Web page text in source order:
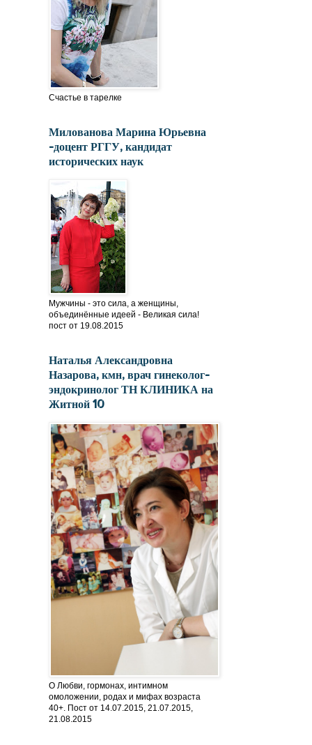
Счастье в тарелке
Милованова Марина Юрьевна
-доцент РГГУ, кандидат
исторических наук
Мужчины - это сила, а женщины,
объединённые идеей - Великая сила!
пост от 19.08.2015
Наталья Александровна
Назарова, кмн, врач гинеколог-
эндокринолог ТН КЛИНИКА на
Житной 10
О Любви, гормонах, интимном
омоложении, родах и мифах возраста
40+. Пост от 14.07.2015, 21.07.2015,
21.08.2015